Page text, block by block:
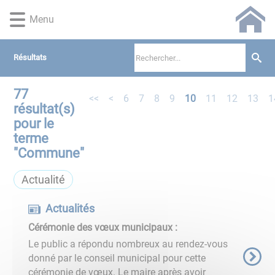
d'accès
menu
d'accès
contenu
principal
d'accès
recherche
d'accès
pied
de
page
Menu
Résultats
77
résultat(s)
pour le
terme
"Commune"
<< < 6 7 8 9 10 11 12 13
Actualité
Actualités
Cérémonie des vœux municipaux :
Le public a répondu nombreux au rendez-vous
donné par le conseil municipal pour cette
cérémonie de vœux. Le maire après avoir